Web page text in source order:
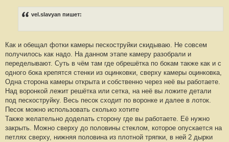
и
#
2
0
vel.slavyan пишет:
Как и обещал фотки камеры пескоструйки скидываю. Не совсем
получилось как надо. На данном этапе камеру разобрали и
переделывают. Суть в чём там где обрешётка по бокам также как и с
одного бока крепятся стенки из оцинковки, сверху камеры оцинковка,
Одна сторона камеры открыта и собственно через неё вы работаете.
Над воронкой лежит решётка или сетка, на неё вы ложите детали
под пескоструйку. Весь песок сходит по воронке и далее в лоток.
Песок можно использовать сколько хотите
Также желательно доделать сторону где вы работаете. Её нужно
закрыть. Можно сверху до половины стеклом, которое опускается на
петлях сверху, нижняя половина из плотной тряпки, в ней 2 дырки